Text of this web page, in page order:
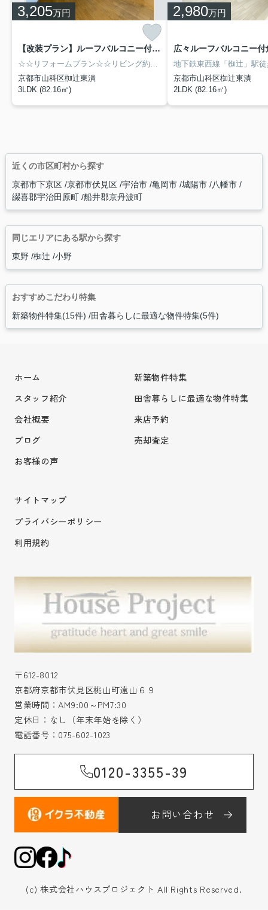
3,205万円
【改装プラン】ルーフバルコニー付角住戸◆床暖房付◆地下鉄椥辻駅徒歩３分◆イーグルコート椥辻十条
京都市山科区椥辻東潰
3LDK (82.16㎡)
2,980万円
京都市山科区椥辻東潰
2LDK (82.16㎡)
近くの市区町村から探す
京都市下京区 京都市伏見区 宇治市 亀岡市 城陽市 八幡市
綴喜郡宇治田原町 船井郡京丹波町
同じエリアにある駅から探す
東野 椥辻 小野
おすすめこだわり特集
新築物件特集(15件) 田舎暮らしに最適な物件特集(5件)
ホーム
スタッフ紹介
会社概要
ブログ
お客様の声
新築物件特集
田舎暮らしに最適な物件特集
来店予約
売却査定
サイトマップ
プライバシーポリシー
利用規約
〒612-8012
京都府京都市伏見区桃山町遠山６９
営業時間：AM9:00～PM7:30
定休日：なし（年末年始を除く）
電話番号： 075-602-1023
0120-3355-39
お問い合わせ
(c) 株式会社ハウスプロジェクト All Rights Reserved.